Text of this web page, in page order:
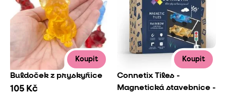
Koupit
Buldoček z pryskyřice
105 Kč
Koupit
Connetix Tiles -
Magnetická stavebnice -